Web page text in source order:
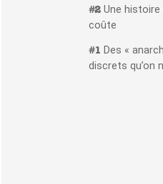
#2Une histoire
coûte
#1 Des «
discrets qu’on